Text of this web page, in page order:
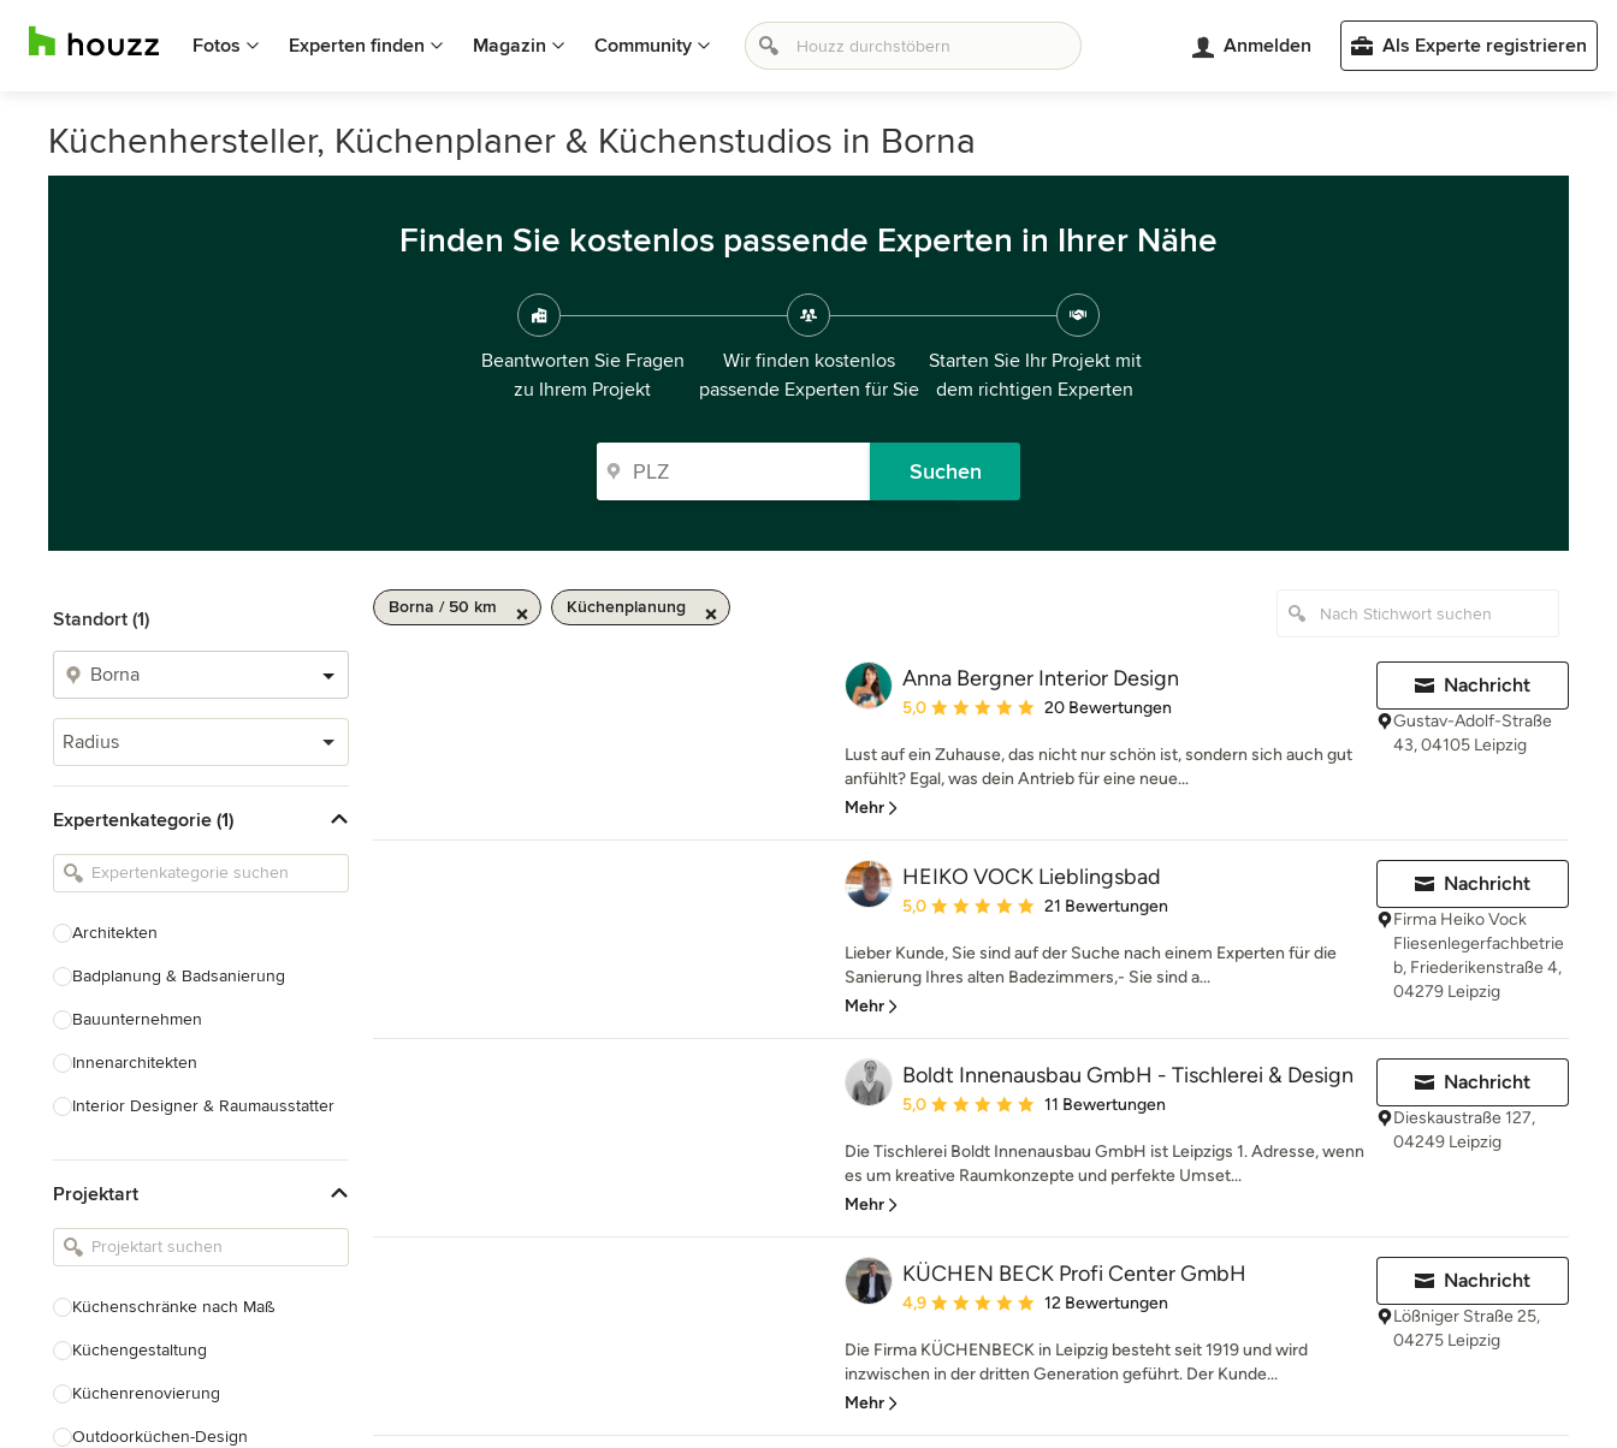
Fotos Experten finden Magazin Community Anmelden Als Experte registrieren
Küchenhersteller, Küchenplaner & Küchenstudios in Borna
Finden Sie kostenlos passende Experten in Ihrer Nähe
Beantworten Sie Fragen
zu Ihrem Projekt
Wir finden kostenlos
passende Experten für Sie
Starten Sie Ihr Projekt mit
dem richtigen Experten
Suchen
Standort (1)
Radius
Expertenkategorie (1)
Architekten
Badplanung & Badsanierung
Bauunternehmen
Innenarchitekten
Interior Designer & Raumausstatter
Landschaftsarchitekten
Armaturen & Sanitärbedarf
Projektart
Küchenschränke nach Maß
Küchengestaltung
Küchenrenovierung
Outdoorküchen-Design
Borna / 50 km Küchenplanung
Anna Bergner Interior Design
Durchschnittliche Bewertung: 5 von 5 Sternen
5,0 20 Bewertungen
Lust auf ein Zuhause, das nicht nur schön ist, sondern sich auch gut
anfühlt? Egal, was dein Antrieb für eine neue...
Mehr
Nachricht
Gustav-Adolf-Straße
43, 04105 Leipzig
HEIKO VOCK Lieblingsbad
Durchschnittliche Bewertung: 5 von 5 Sternen
5,0 21 Bewertungen
Lieber Kunde, Sie sind auf der Suche nach einem Experten für die
Sanierung Ihres alten Badezimmers,- Sie sind a...
Mehr
Nachricht
Firma Heiko Vock
Fliesenlegerfachbetrie
b, Friederikenstraße 4,
04279 Leipzig
Boldt Innenausbau GmbH - Tischlerei & Design
Durchschnittliche Bewertung: 5 von 5 Sternen
5,0 11 Bewertungen
Die Tischlerei Boldt Innenausbau GmbH ist Leipzigs 1. Adresse, wenn
es um kreative Raumkonzepte und perfekte Umset...
Mehr
Nachricht
Dieskaustraße 127,
04249 Leipzig
KÜCHEN BECK Profi Center GmbH
Durchschnittliche Bewertung: 4.9 von 5 Sternen
4,9 12 Bewertungen
Die Firma KÜCHENBECK in Leipzig besteht seit 1919 und wird
inzwischen in der dritten Generation geführt. Der Kunde...
Mehr
Nachricht
Lößniger Straße 25,
04275 Leipzig